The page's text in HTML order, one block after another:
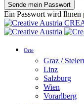
Ein Passwort wird Ihnen
Orte
Graz /
Linz
Salzburg
Wien
Vorarlberg